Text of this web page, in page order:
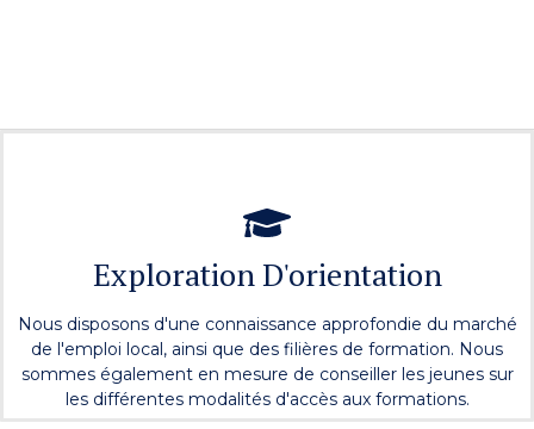
Exploration D'orientation
Nous disposons d'une connaissance approfondie du marché
de l'emploi local, ainsi que des filières de formation. Nous
sommes également en mesure de conseiller les jeunes sur
les différentes modalités d'accès aux formations.